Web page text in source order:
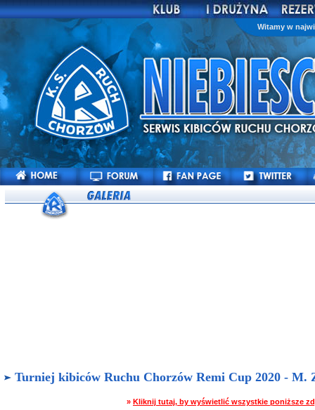
Witamy w
Turniej kibiców Ruchu Chorzów Remi Cup 2020 - M.
» Kliknij tutaj, by wyświetlić wszystkie poniższe